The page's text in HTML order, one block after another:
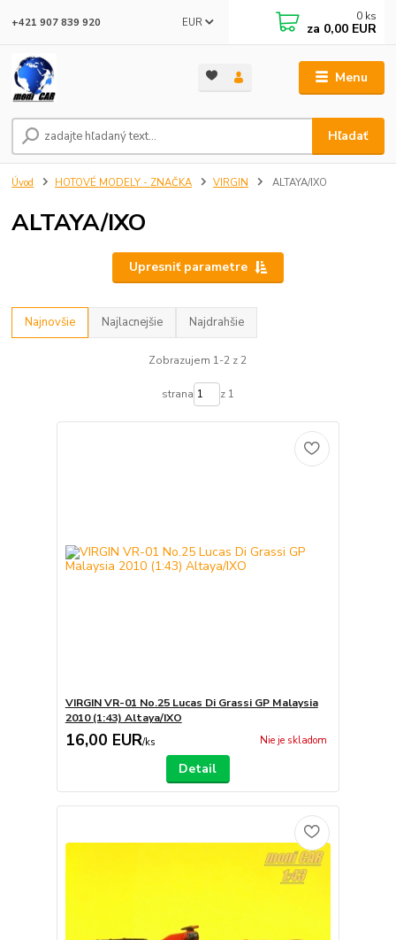
Menu
EUR
Hľadať
+421 907 839 920 0 ks
za 0,00 EUR
Úvod HOTOVÉ MODELY - ZNAČKA VIRGIN ALTAYA/IXO
ALTAYA/IXO
Upresniť parametre
Najnovšie Najlacnejšie Najdrahšie
Zobrazujem 1-2 z 2
strana z 1
VIRGIN VR-01 No.25 Lucas Di Grassi GP Malaysia
2010 (1:43) Altaya/IXO
16,00 EUR/ks Nie je skladom
Detail